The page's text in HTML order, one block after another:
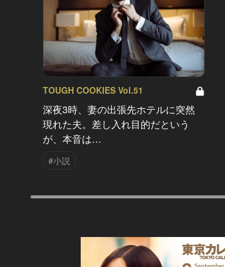
TOUGH COOKIES Vol.51
深夜3時、妻の出張先ホテルに突然
現れた夫。差し入れ目的だという
が、本音は…
#小説